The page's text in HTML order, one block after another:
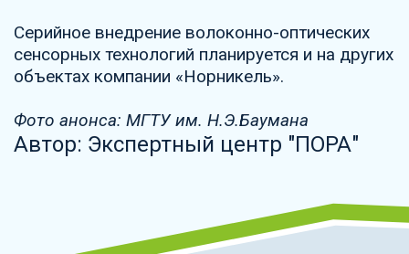
Серийное внедрение волоконно-оптических
сенсорных технологий планируется и на других
объектах компании «Норникель».
Фото анонса: МГТУ им. Н.Э.Баумана
Автор: Экспертный центр "ПОРА"